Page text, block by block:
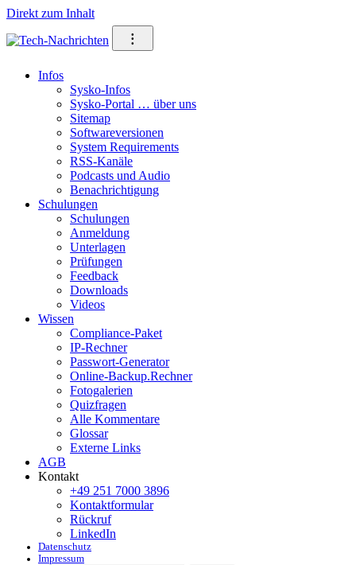
Direkt zum Inhalt
⁝
Infos
Sysko-Infos
Sysko-Portal … über uns
Sitemap
Softwareversionen
System Requirements
RSS-Kanäle
Podcasts und Audio
Benachrichtigung
Schulungen
Schulungen
Anmeldung
Unterlagen
Prüfungen
Feedback
Downloads
Videos
Wissen
Compliance-Paket
IP-Rechner
Passwort-Generator
Online-Backup.Rechner
Fotogalerien
Quizfragen
Alle Kommentare
Glossar
Externe Links
AGB
Kontakt
+49 251 7000 3896
Kontaktformular
Rückruf
LinkedIn
Datenschutz
Impressum